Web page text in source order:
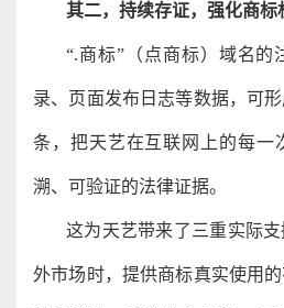
其二，持续存证，强化商标
“.商标”（点商标）域名的
录、页面发布日志等数据，可
条，把天艺在互联网上的每一
溯、可验证的法律证据。
这为天艺带来了三重实际
外市场时，提供商标真实使用